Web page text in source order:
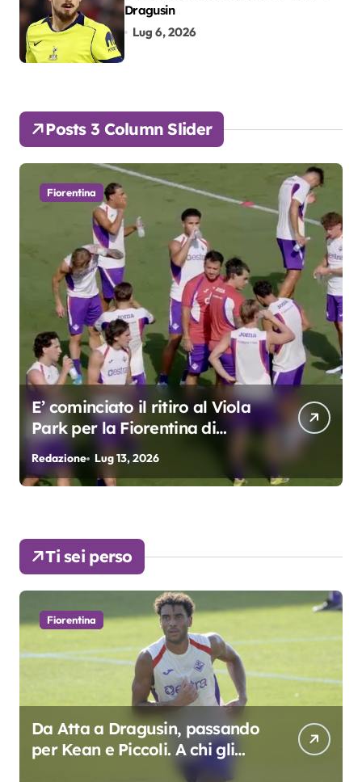
Dragusin
Lug 6, 2026
Posts 3 Column Slider
Fiorentina
Grosso: “Giocheremo col 4-3-
3. Kean e Fagioli
fondamentali. Atta grande
colpo”
Redazione Lug 9, 2026
Ti sei perso
Fiorentina
Da Atta a Dragusin, passando
per Kean e Piccoli. A chi gli
oscar del precampionato?